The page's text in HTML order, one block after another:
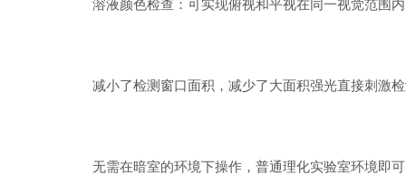
溶液颜色检查：可实现俯视和平视在同一视觉范围内
减小了检测窗口面积，减少了大面积强光直接刺激检
无需在暗室的环境下操作，普通理化实验室环境即可